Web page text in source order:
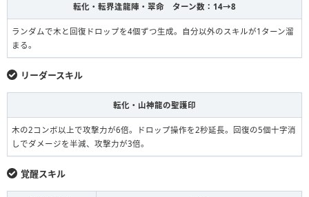
転化・転界逢龍陣・翠命 ターン数：14→8
ランダムで木と回復ドロップを4個ずつ生成。自分以外のスキルが1ターン溜
まる。
リーダースキル
転化・山神龍の聖護印
木の2コンボ以上で攻撃力が6倍。ドロップ操作を2秒延長。回復の5個十字消
しでダメージを半減、攻撃力が3倍。
覚醒スキル